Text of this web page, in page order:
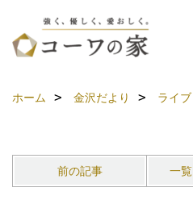
ホーム 金沢だより ライブ
前の記事 一覧